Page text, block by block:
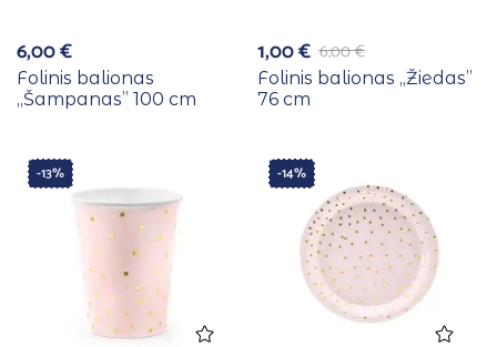
6,00€
Folinis balionas
,,Šampanas” 100 cm
6,00€
1,00€
Folinis balionas ,,Žiedas”
76 cm
-13% -14%